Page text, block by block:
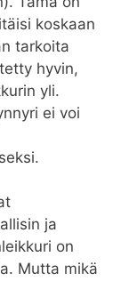
koskaan
tarkoita
hyvin,
yli.
ei voi
ja
on
Mutta mikä